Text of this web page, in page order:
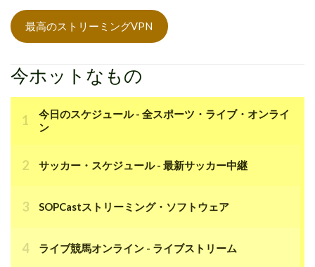
最高のストリーミングVPN
今ホットなもの
今日のスケジュール - 全スポーツ・ライブ・オンライ
ン
サッカー・スケジュール - 最新サッカー中継
SOPCastストリーミング・ソフトウェア
ライブ競馬オンライン - ライブストリーム